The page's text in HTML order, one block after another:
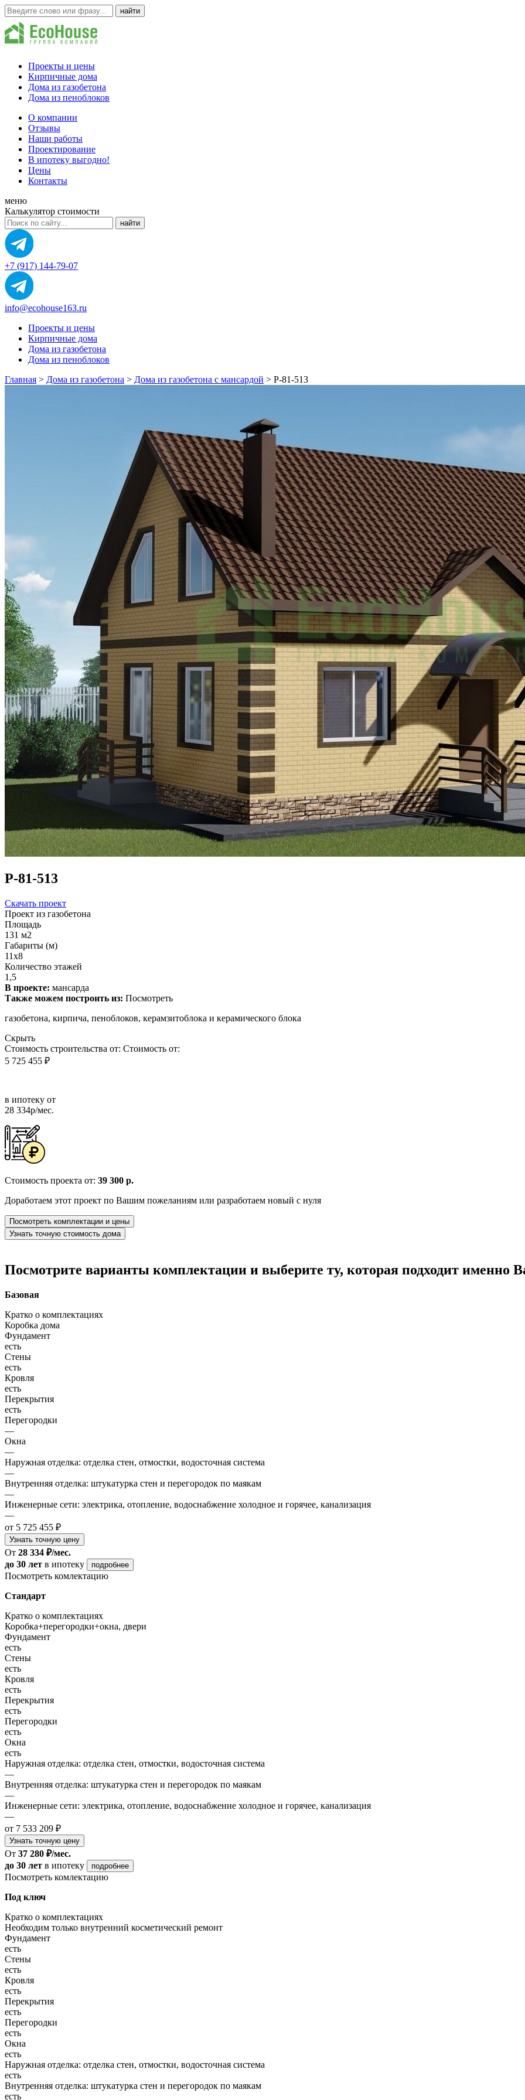
Проекты и цены
Кирпичные дома
Дома из газобетона
Дома из пеноблоков
О компании
Отзывы
Наши работы
Проектирование
В ипотеку выгодно!
Цены
Контакты
меню
Калькулятор стоимости
+7 (917) 144-79-07
info@ecohouse163.ru
Проекты и цены
Кирпичные дома
Дома из газобетона
Дома из пеноблоков
Главная > Дома из газобетона > Дома из газобетона с мансардой > Р-81-513
Р-81-513
Скачать проект
Проект из газобетона
Площадь
131 м2
Габариты (м)
11х8
Количество этажей
1,5
В проекте: мансарда
Также можем построить из: Посмотреть
газобетона, кирпича, пеноблоков, керамзитоблока и керамического блока
Скрыть
Стоимость строительства от: Стоимость от:
5 725 455 ₽
в ипотеку от
28 334р/мес.
Стоимость проекта от: 39 300 р.
Доработаем этот проект по Вашим пожеланиям или разработаем новый с нуля
Посмотреть комплектации и цены
Узнать точную стоимость дома
Посмотрите варианты комплектации и выберите ту, которая подходит именно
Базовая
Кратко о комплектациях
Коробка дома
Фундамент
есть
Стены
есть
Кровля
есть
Перекрытия
есть
Перегородки
—
Окна
—
Наружная отделка: отделка стен, отмостки, водосточная система
—
Внутренняя отделка: штукатурка стен и перегородок по маякам
—
Инженерные сети: электрика, отопление, водоснабжение холодное и горячее, канализация
—
от 5 725 455 ₽
Узнать точную цену
От 28 334 ₽/мес.
до 30 лет в ипотеку подробнее
Посмотреть комлектацию
Стандарт
Кратко о комплектациях
Коробка+перегородки+окна, двери
Фундамент
есть
Стены
есть
Кровля
есть
Перекрытия
есть
Перегородки
есть
Окна
есть
Наружная отделка: отделка стен, отмостки, водосточная система
—
Внутренняя отделка: штукатурка стен и перегородок по маякам
—
Инженерные сети: электрика, отопление, водоснабжение холодное и горячее, канализация
—
от 7 533 209 ₽
Узнать точную цену
От 37 280 ₽/мес.
до 30 лет в ипотеку подробнее
Посмотреть комлектацию
Под ключ
Кратко о комплектациях
Необходим только внутренний косметический ремонт
Фундамент
есть
Стены
есть
Кровля
есть
Перекрытия
есть
Перегородки
есть
Окна
есть
Наружная отделка: отделка стен, отмостки, водосточная система
есть
Внутренняя отделка: штукатурка стен и перегородок по маякам
есть